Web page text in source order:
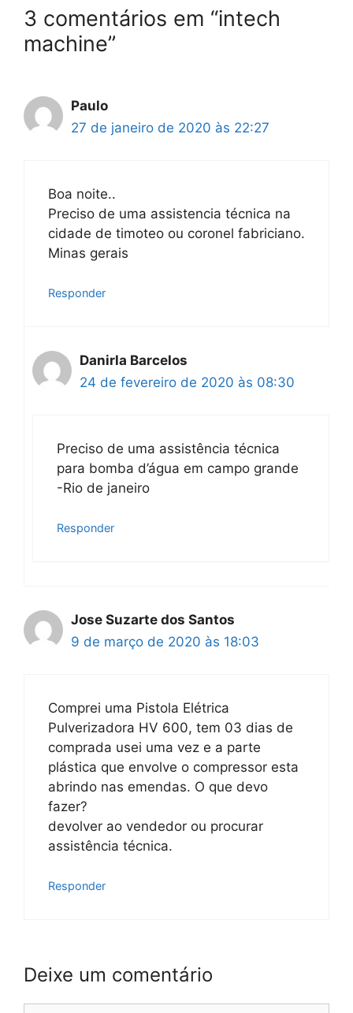
3 comentários em “intech
machine”
Paulo
27 de janeiro de 2020 às 22:27
Boa noite..
Preciso de uma assistencia técnica na
cidade de timoteo ou coronel fabriciano.
Minas gerais
Responder
Danirla Barcelos
24 de fevereiro de 2020 às 08:30
Preciso de uma assistência técnica
para bomba d’água em campo grande
-Rio de janeiro
Responder
Jose Suzarte dos Santos
9 de março de 2020 às 18:03
Comprei uma Pistola Elétrica
Pulverizadora HV 600, tem 03 dias de
comprada usei uma vez e a parte
plástica que envolve o compressor esta
abrindo nas emendas. O que devo
fazer?
devolver ao vendedor ou procurar
assistência técnica.
Responder
Deixe um comentário